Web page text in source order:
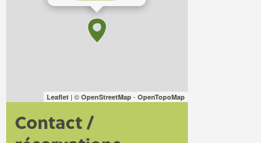
Leaflet| © OpenStreetMap- OpenTopoMap
Contact /